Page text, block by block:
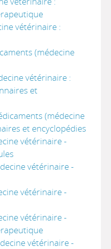
vétérinaire :
(médecine
vétérinaire :
et
(médecine
et encyclopédies
vétérinaire -
vétérinaire -
vétérinaire -
vétérinaire -
vétérinaire -